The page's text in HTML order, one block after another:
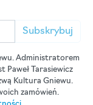
Subskrybuj
Administratorem
Paweł Tarasiewicz
Kultura Gniewu.
zamówień.